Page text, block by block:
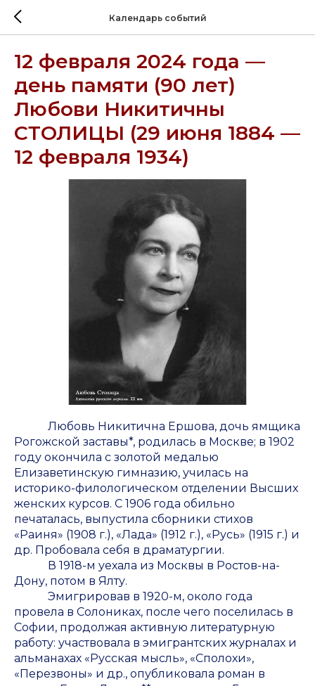
Календарь событий
12 февраля 2024 года —
день памяти (90 лет)
Любови Никитичны
СТОЛИЦЫ (29 июня 1884 —
12 февраля 1934)
Любовь Никитична Ершова, дочь ямщика
Рогожской заставы*, родилась в Москве; в 1902
году окончила с золотой медалью
Елизаветинскую гимназию, училась на
историко-филологическом отделении Высших
женских курсов. С 1906 года обильно
печаталась, выпустила сборники стихов
«Раиня» (1908 г.), «Лада» (1912 г.), «Русь» (1915 г.) и
др. Пробовала себя в драматургии.
В 1918-м уехала из Москвы в Ростов-на-
Дону, потом в Ялту.
Эмигрировав в 1920-м, около года
провела в Солониках, после чего поселилась в
Софии, продолжая активную литературную
работу: участвовала в эмигрантских журналах и
альманахах «Русская мысль», «Сполохи»,
«Перезвоны» и др., опубликовала роман в